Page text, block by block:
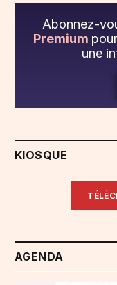
Abonnez-
Premium
une
KIOSQUE
AGENDA